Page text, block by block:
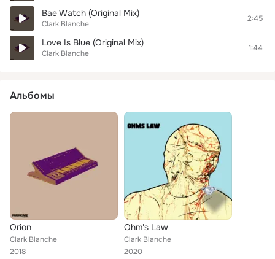
Bae Watch (Original Mix)
Clark Blanche
2:45
Love Is Blue (Original Mix)
Clark Blanche
1:44
Альбомы
Orion
Clark Blanche
2018
Ohm's Law
Clark Blanche
2020